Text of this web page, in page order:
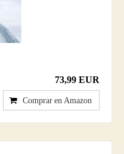
73,99 EUR
Comprar en Amazon